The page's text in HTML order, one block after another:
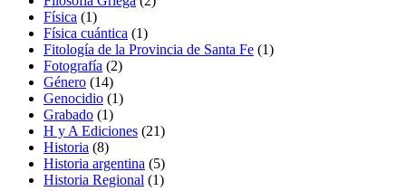
Física 11
producto
Física cuántica 11
producto
Fitología de la Provincia de Santa Fe 11
Fotografía 22
Género 1414
productos
Genocidio 11
Grabado 11
producto
H y A Ediciones 2121
Historia 88
productos
Historia argentina 55
productos
Historia Regional 11